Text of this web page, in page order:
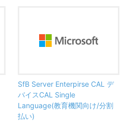
SfB Server Enterpirse CAL デ
バイスCAL Single
Language(教育機関向け/分割
払い)